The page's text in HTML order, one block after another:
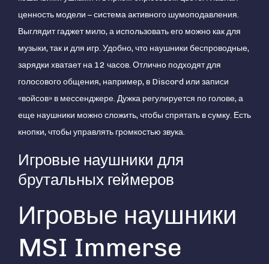
ценность модели – система активного шумоподавления.
Выглядит гаджет мило, а использовать его можно как для
музыки, так и для игр. Удобно, что наушники беспроводные,
зарядки хватает на 12 часов. Отлично подходят для
голосового общения, например, в Discord или записи
«войсов» в мессенджере. Дужка регулируется по голове, а
еще наушники можно сложить, чтобы спрятать в сумку. Есть
кнопки, чтобы управлять громкостью звука.
Игровые наушники для
брутальных геймеров
Игровые наушники
MSI Immerse